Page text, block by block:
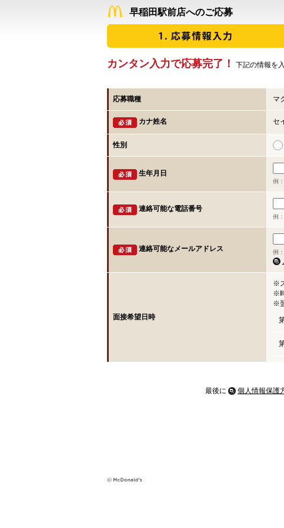
早稲田駅前店へのご応募
カンタン入力で応募完了！ 下記の情報を
応募職種 マ
カナ姓名 セ
性別
生年月日
例
連絡可能な電話番号
例
連絡可能なメールアドレス 例
面接希望日時
※
※
※
最後に 個人情報保護